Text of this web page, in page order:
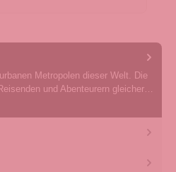
Metropolen dieser Welt. Die
und Abenteurern gleicher…